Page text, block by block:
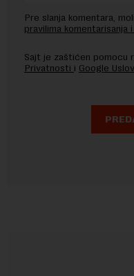
Pre slanja komentara,
pravilima komentarisanja
Sajt je zaštićen pomocu
Privatnosti i Google